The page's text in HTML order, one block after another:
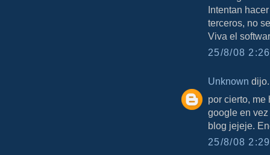
Intentan
terceros, no
Viva el
25/8/08
Unknown
por cierto,
google en
blog jejeje.
25/8/08